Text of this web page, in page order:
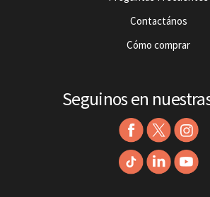
Contactános
Cómo comprar
Seguinos en